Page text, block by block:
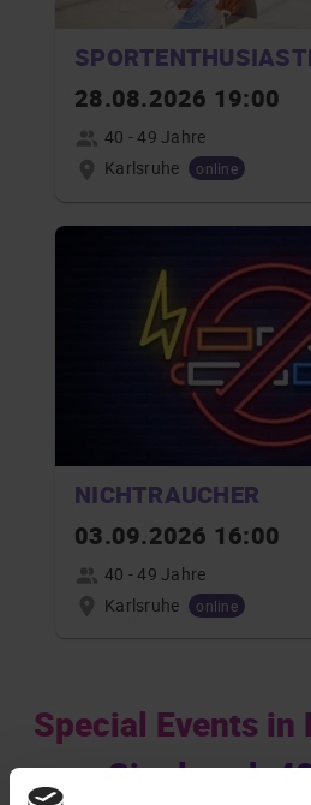
28.08.2026 19:00
40 - 49 Jahre
Karlsruhe
online
NICHTRAUCHER
03.09.2026 16:00
40 - 49 Jahre
Karlsruhe
online
Special Events
Singles ab